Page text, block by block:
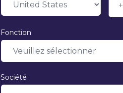
Fonction
Société